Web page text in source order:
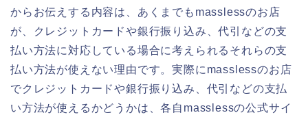
からお伝えする内容は、あくまでもmasslessのお店
が、クレジットカードや銀行振り込み、代引などの支
払い方法に対応している場合に考えられるそれらの支
払い方法が使えない理由です。実際にmasslessのお店
でクレジットカードや銀行振り込み、代引などの支払
い方法が使えるかどうかは、各自masslessの公式サイ